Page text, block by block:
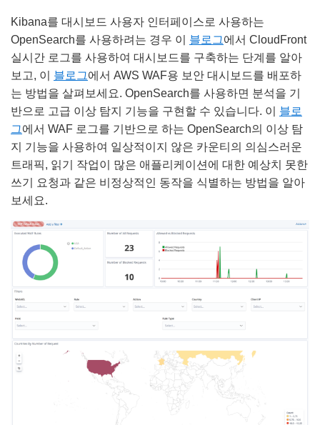
Kibana를 대시보드 사용자 인터페이스로 사용하는
OpenSearch를 사용하려는 경우 이 블로그에서 CloudFront
실시간 로그를 사용하여 대시보드를 구축하는 단계를 알아
보고, 이 블로그에서 AWS WAF용 보안 대시보드를 배포하
는 방법을 살펴보세요. OpenSearch를 사용하면 분석을 기
반으로 고급 이상 탐지 기능을 구현할 수 있습니다. 이 블로
그에서 WAF 로그를 기반으로 하는 OpenSearch의 이상 탐
지 기능을 사용하여 일상적이지 않은 카운티의 의심스러운
트래픽, 읽기 작업이 많은 애플리케이션에 대한 예상치 못한
쓰기 요청과 같은 비정상적인 동작을 식별하는 방법을 알아
보세요.